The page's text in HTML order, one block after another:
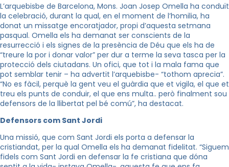
L’arquebisbe de Barcelona, Mons. Joan Josep Omella ha conduït
la celebració, durant la qual, en el moment de l’homilia, ha
donat un missatge encoratjador, propi d’aquesta setmana
pasqual. Omella els ha demanat ser conscients de la
resurrecció i els signes de la presència de Déu que els ha de
“treure la por i donar valor” per dur a terme la seva tasca per la
protecció dels ciutadans. Un ofici, que tot i la mala fama que
pot semblar tenir – ha advertit l’arquebisbe- “tothom aprecia”.
“No es fàcil, perquè la gent veu el guàrdia que et vigila, el que et
treu els punts de conduir, el que ens multa.. però finalment sou
defensors de la llibertat pel bé comú”, ha destacat.
Defensors com Sant Jordi
Una missió, que com Sant Jordi els porta a defensar la
cristiandat, per la qual Omella els ha demanat fidelitat. “Siguem
fidels com Sant Jordi en defensar la fe cristiana que dóna